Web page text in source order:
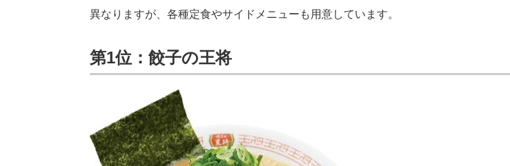
異なりますが、各種定食やサイドメニューも用意しています。
第1位：餃子の王将